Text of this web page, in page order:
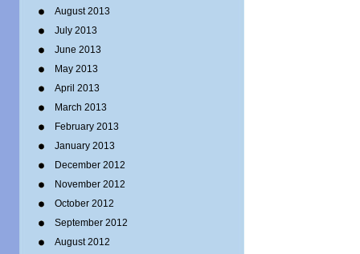
August 2013
July 2013
June 2013
May 2013
April 2013
March 2013
February 2013
January 2013
December 2012
November 2012
October 2012
September 2012
August 2012